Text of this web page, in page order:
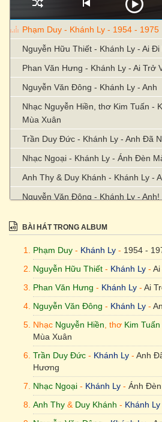
Phạm Duy - Khánh Ly - 1954 - 1975
Nguyễn Hữu Thiết - Khánh Ly - Ai
Phan Văn Hưng - Khánh Ly - Ai Trở
Nguyễn Văn Đông - Khánh Ly - Anh
Nhạc Nguyễn Hiền, thơ Kim Tuấn -
Mùa Xuân
Trần Duy Đức - Khánh Ly - Anh Đã
Nhạc Ngoại - Khánh Ly - Ánh Đèn
Anh Thy & Duy Khánh - Khánh Ly -
Nguyễn Văn Đông - Khánh Ly - Anh!
Phạm Thế Mỹ - Khánh Ly - Áo Lụa
Phạm Duy - Khánh Ly - Bà Mẹ Gio
Trịnh Công Sơn - Khánh Ly - Bà Mẹ
Hoàng Trọng - Khánh Ly - Bắc Một
Trầm Tử Thiêng - Khánh Ly - Bài
Vũ Thành An - Khánh Ly - Bài
Vũ Thành An - Khánh Ly - Bài
Vũ Thành An - Khánh Ly - Bài Không
Vũ Thành An - Khánh Ly - Bài Không
Vũ Thành An - Khánh Ly - Bài
BÀI HÁT TRONG ALBUM
Phạm Duy - Khánh Ly - 1954 -
Nguyễn Hữu Thiết - Khánh Ly -
Phan Văn Hưng - Khánh Ly - Ai
Nguyễn Văn Đông - Khánh Ly -
Nhạc Nguyễn Hiền , thơ Kim Tuấn
Mùa Xuân
Trần Duy Đức - Khánh Ly - Anh
Hương
Nhạc Ngoại - Khánh Ly - Ánh
Anh Thy & Duy Khánh - Khánh Ly